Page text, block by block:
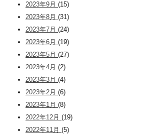
2023年9月 (15)
2023年8月 (31)
2023年7月 (24)
2023年6月 (19)
2023年5月 (27)
2023年4月 (2)
2023年3月 (4)
2023年2月 (6)
2023年1月 (8)
2022年12月 (19)
2022年11月 (5)